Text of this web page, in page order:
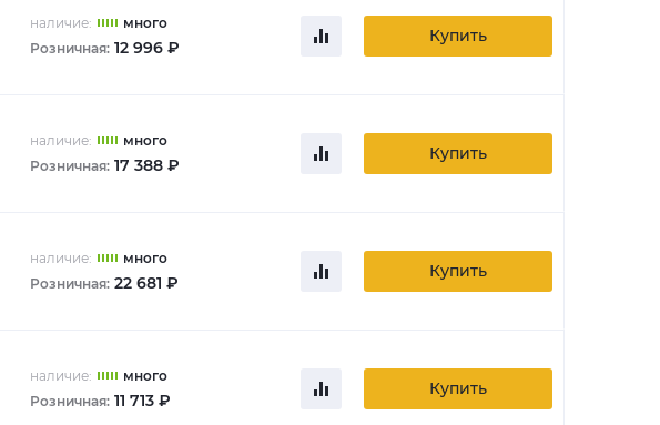
наличие:
много
Розничная: 12 996 ₽
Купить
наличие:
много
Розничная: 17 388 ₽
Купить
наличие:
много
Розничная: 22 681 ₽
Купить
наличие:
много
Розничная: 11 713 ₽
Купить